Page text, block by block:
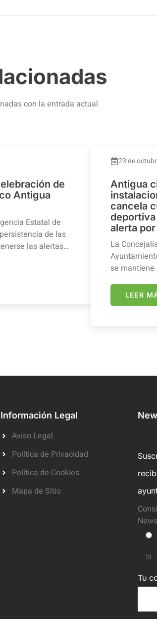
con la entrada actual
de
Antigua
Estatal de
de las
las alertas…
23 de
Antigua
cancela
alerta
La
se
LEER
Información Legal
Aviso Legal
Política de Privacidad
Política de Cookies
Mapa de Sitio
SI
Tu